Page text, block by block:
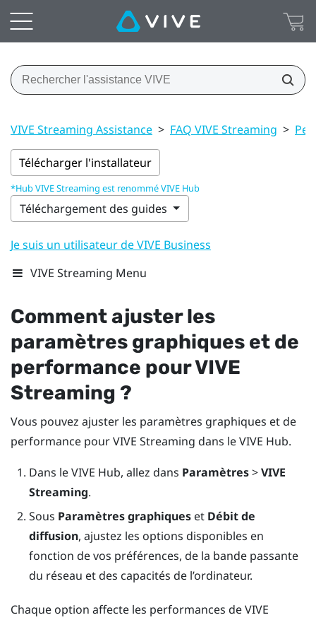
VIVE Streaming Assistance > FAQ VIVE Streaming >
Télécharger l'installateur
*Hub VIVE Streaming est renommé VIVE Hub
Téléchargement des guides
Je suis un utilisateur de VIVE Business
VIVE Streaming Menu
Comment ajuster les
paramètres graphiques et de
performance pourVIVE
Streaming ?
Vous pouvez ajuster les paramètres graphiques et de
performance pourVIVE Streaming dans leVIVE Hub.
Dans leVIVE Hub, allez dans Paramètres>VIVE
Streaming.
Sous Paramètres graphiqueset Débit de
diffusion, ajustez les options disponibles en
fonction de vos préférences, de la bande passante
du réseau et des capacités de l’ordinateur.
Chaque option affecte les performances deVIVE